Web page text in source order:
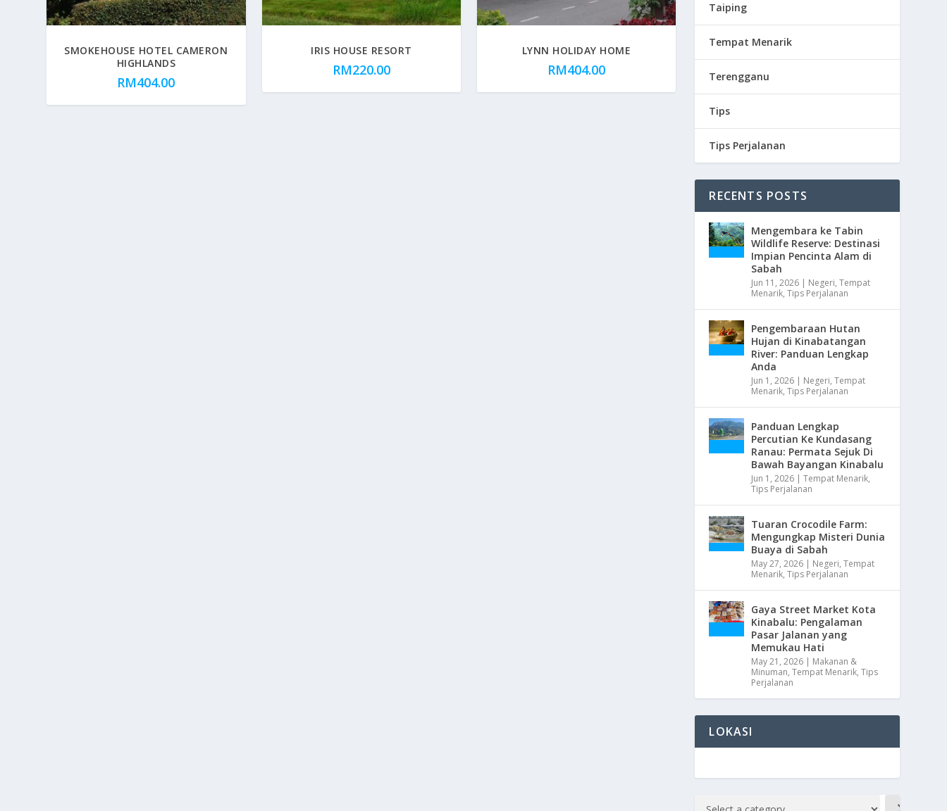
SMOKEHOUSE HOTEL CAMERON
HIGHLANDS
RM404.00
IRIS HOUSE RESORT
RM220.00
LYNN HOLIDAY HOME
RM404.00
Taiping
Tempat Menarik
Terengganu
Tips
Tips Perjalanan
RECENTS POSTS
Mengembara ke Tabin
Wildlife Reserve: Destinasi
Impian Pencinta Alam di
Sabah
Jun 11, 2026 | Negeri,Tempat
Menarik,Tips Perjalanan
Pengembaraan Hutan
Hujan di Kinabatangan
River: Panduan Lengkap
Anda
Jun 1, 2026 | Negeri,Tempat
Menarik,Tips Perjalanan
Panduan Lengkap
Percutian Ke Kundasang
Ranau: Permata Sejuk Di
Bawah Bayangan Kinabalu
Jun 1, 2026 |Tempat Menarik,
Tips Perjalanan
Tuaran Crocodile Farm:
Mengungkap Misteri Dunia
Buaya di Sabah
May 27, 2026 | Negeri,Tempat
Menarik,Tips Perjalanan
Gaya Street Market Kota
Kinabalu: Pengalaman
Pasar Jalanan yang
Memukau Hati
May 21, 2026 | Makanan &
Minuman,Tempat Menarik,Tips
Perjalanan
LOKASI